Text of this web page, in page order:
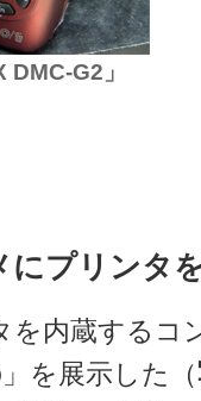
G2」
にプリンタ
を内蔵するコ
を展示した（